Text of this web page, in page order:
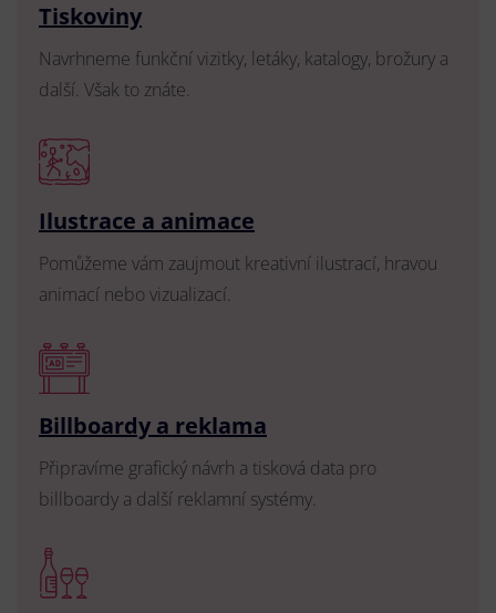
Tiskoviny
Navrhneme funkční vizitky, letáky, katalogy, brožury a
další. Však to znáte.
Ilustrace a animace
Pomůžeme vám zaujmout kreativní ilustrací, hravou
animací nebo vizualizací.
Billboardy a reklama
Připravíme grafický návrh a tisková data pro
billboardy a další reklamní systémy.